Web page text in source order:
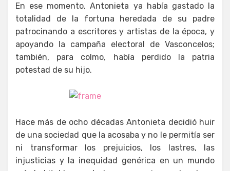
En ese momento, Antonieta ya había gastado la
totalidad de la fortuna heredada de su padre
patrocinando a escritores y artistas de la época, y
apoyando la campaña electoral de Vasconcelos;
también, para colmo, había perdido la patria
potestad de su hijo.
Hace más de ocho décadas Antonieta decidió huir
de una sociedad que la acosaba y no le permitía ser
ni transformar los prejuicios, los lastres, las
injusticias y la inequidad genérica en un mundo